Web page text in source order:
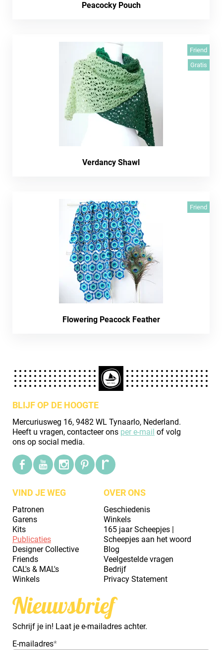
Peacocky Pouch
Friend
Gratis
Verdancy Shawl
Friend
Flowering Peacock Feather
BLIJF OP DE HOOGTE
Mercuriusweg 16, 9482 WL Tynaarlo, Nederland.
Heeft u vragen, contacteer ons per e-mail of volg
ons op social media.
VIND JE WEG
Patronen
Garens
Kits
Publicaties
Designer Collective
Friends
CAL's & MAL's
Winkels
OVER ONS
Geschiedenis
Winkels
165 jaar Scheepjes |
Scheepjes aan het woord
Blog
Veelgestelde vragen
Bedrijf
Privacy Statement
Nieuwsbrief
Schrijf je in! Laat je e-mailadres achter.
E-mailadres*